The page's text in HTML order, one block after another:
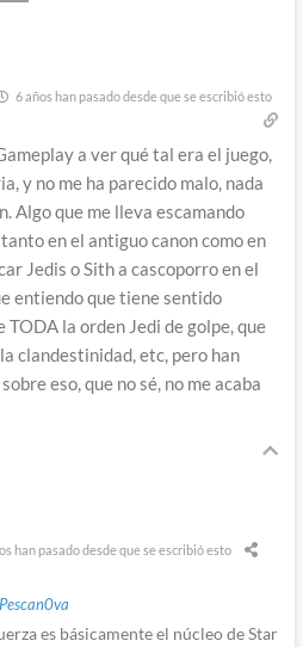
6 años han pasado desde que se escribió esto
a ver qué tal era el juego,
y no me ha parecido malo, nada
Algo que me lleva escamando
en el antiguo canon como en
Jedis o Sith a cascoporro en el
entiendo que tiene sentido
la orden Jedi de golpe, que
clandestinidad, etc, pero han
eso, que no sé, no me acaba
han pasado desde que se escribió esto
es básicamente el núcleo de Star